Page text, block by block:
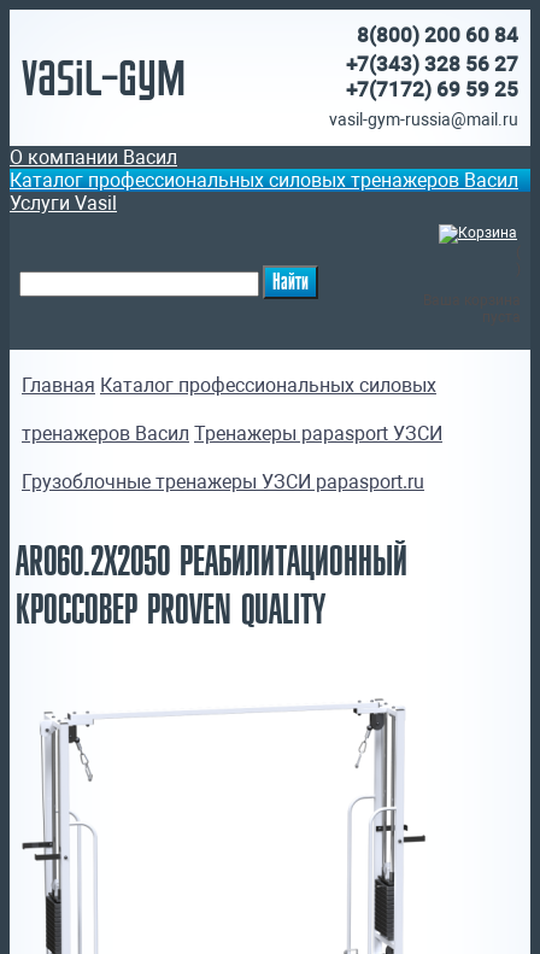
Vasil-Gym
8(800) 200 60 84
+7(343) 328 56 27
+7(7172) 69 59 25
vasil-gym-russia@mail.ru
О компании Васил
Каталог профессиональных силовых тренажеров Васил
Услуги Vasil
Главная Каталог профессиональных силовых
тренажеров Васил Тренажеры papasport УЗСИ
Грузоблочные тренажеры УЗСИ papasport.ru
AR060.2Х2050 РЕАБИЛИТАЦИОННЫЙ
КРОССОВЕР PROVEN QUALITY